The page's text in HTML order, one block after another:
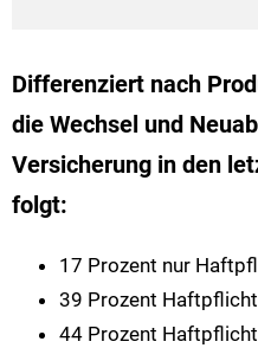
Differenziert nach
die Wechsel und
Versicherung in den
folgt:
17 Prozent nur
39 Prozent
44 Prozent